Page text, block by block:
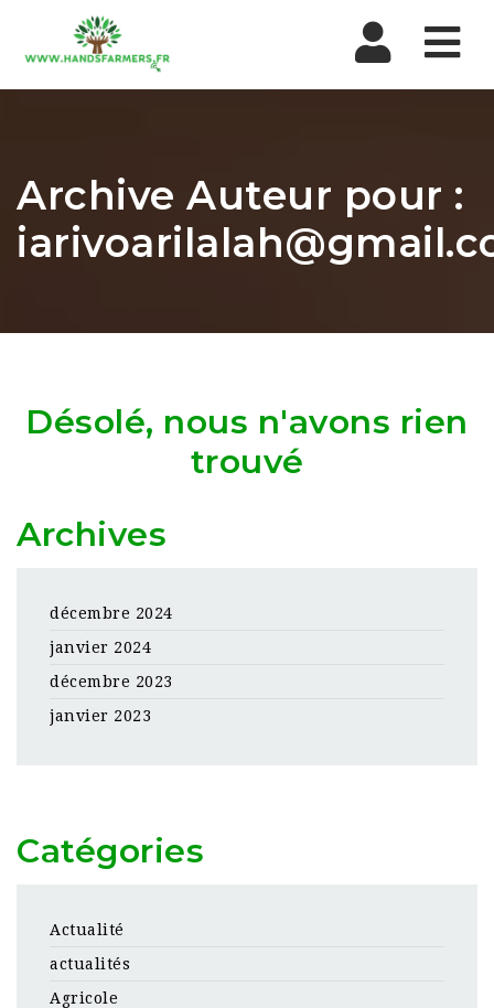
Archive Auteur pour :
Désolé, nous n'avons rien
trouvé
Archives
décembre 2024
janvier 2024
décembre 2023
janvier 2023
Catégories
Actualité
actualités
Agricole